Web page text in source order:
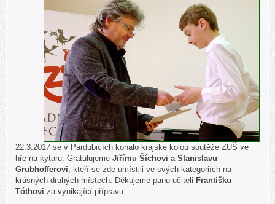
22.3.2017 se v Pardubicích konalo krajské kolou soutěže ZUŠ ve
hře na kytaru. Gratulujeme Jiřímu Šíchovi a Stanislavu
Grubhofferovi , kteří se zde umístili ve svých kategoriích na
krásných druhých místech. Děkujeme panu učiteli Františku
Tóthovi za vynikající přípravu.